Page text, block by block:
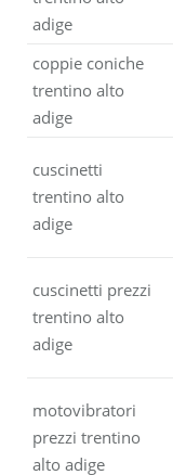
adige
coppie coniche
trentino alto
adige
cuscinetti
trentino alto
adige
cuscinetti prezzi
trentino alto
adige
motovibratori
prezzi trentino
alto adige